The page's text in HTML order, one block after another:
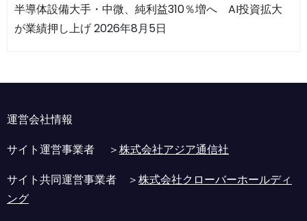
半導体設備大手・中微、純利益310％増へ AI投資拡大
が業績押し上げ2026年8月5日
運営会社情報
サイト運営事業者 ＞株式会社アジア通信社
サイト共同運営事業者 ＞株式会社クローバーホールディ
ング